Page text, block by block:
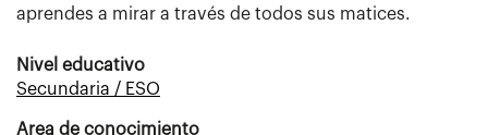
aprendes a mirar a través de todos sus matices.
Nivel educativo
Secundaria / ESO
Area de conocimiento